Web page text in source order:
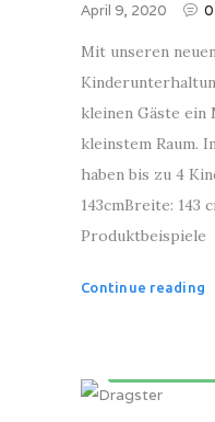
April 9, 2020 0
Mit unseren
kleinen Gäste ein
kleinstem Raum.
haben bis zu 4
143cmBreite: 143
Produktbeispiele
Continue reading